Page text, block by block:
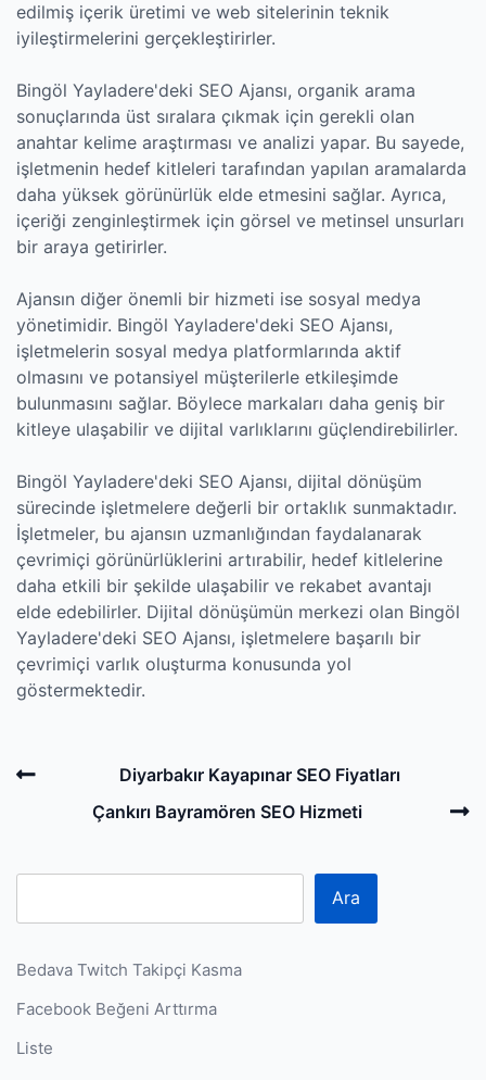
edilmiş içerik üretimi ve web sitelerinin teknik
iyileştirmelerini gerçekleştirirler.
Bingöl Yayladere'deki SEO Ajansı, organik arama
sonuçlarında üst sıralara çıkmak için gerekli olan
anahtar kelime araştırması ve analizi yapar. Bu sayede,
işletmenin hedef kitleleri tarafından yapılan aramalarda
daha yüksek görünürlük elde etmesini sağlar. Ayrıca,
içeriği zenginleştirmek için görsel ve metinsel unsurları
bir araya getirirler.
Ajansın diğer önemli bir hizmeti ise sosyal medya
yönetimidir. Bingöl Yayladere'deki SEO Ajansı,
işletmelerin sosyal medya platformlarında aktif
olmasını ve potansiyel müşterilerle etkileşimde
bulunmasını sağlar. Böylece markaları daha geniş bir
kitleye ulaşabilir ve dijital varlıklarını güçlendirebilirler.
Bingöl Yayladere'deki SEO Ajansı, dijital dönüşüm
sürecinde işletmelere değerli bir ortaklık sunmaktadır.
İşletmeler, bu ajansın uzmanlığından faydalanarak
çevrimiçi görünürlüklerini artırabilir, hedef kitlelerine
daha etkili bir şekilde ulaşabilir ve rekabet avantajı
elde edebilirler. Dijital dönüşümün merkezi olan Bingöl
Yayladere'deki SEO Ajansı, işletmelere başarılı bir
çevrimiçi varlık oluşturma konusunda yol
göstermektedir.
Post
navigation
Previous
Diyarbakır Kayapınar SEO Fiyatları
Çankırı Bayramören SEO Hizmeti
Ara
Bedava Twitch Takipçi Kasma
Facebook Beğeni Arttırma
Liste